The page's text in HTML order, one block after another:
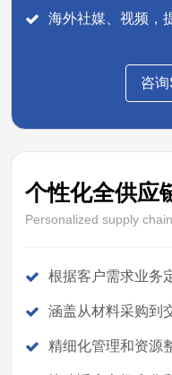
海外社媒、视频，
咨
个性化全供应
Personalized supply
根据客户需求业务
涵盖从材料采购到
精细化管理和资源